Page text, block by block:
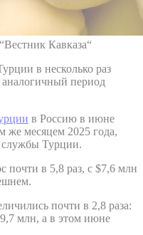
Кавказа“
в несколько раз
период
в Россию в июне
же месяцем 2025 года,
службы Турции.
почти в 5,8 раз, с $7,6 млн
почти в 2,8 раза:
млн, а в этом июне